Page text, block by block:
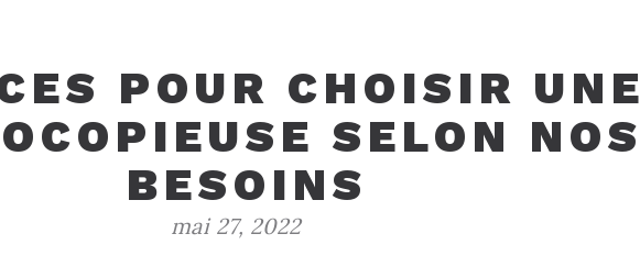
POUR CHOISIR UNE
SELON NOS
BESOINS
mai 27, 2022